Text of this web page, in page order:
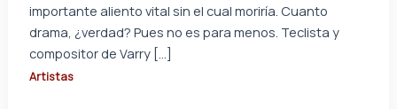
importante aliento vital sin el cual moriría. Cuanto
drama, ¿verdad? Pues no es para menos. Teclista y
compositor de Varry […]
Artistas